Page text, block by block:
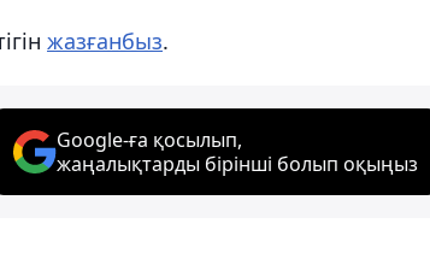
жазғанбыз.
Google-ға қосылып,
жаңалықтарды бірінші болып оқыңыз